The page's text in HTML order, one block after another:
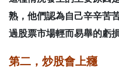
熟 ，他們認為自己辛辛苦
過股票市場輕而易舉的虧損
第二，炒股會上癮